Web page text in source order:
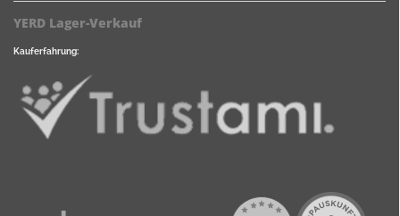
YERD Lager-Verkauf
Kauferfahrung: